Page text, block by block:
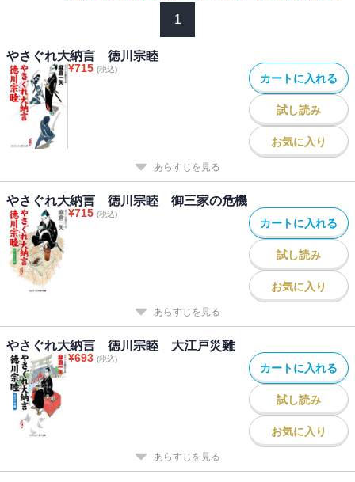
1
やさぐれ大納言 徳川宗睦
¥715 (税込)
カートに入れる
試し読み
お気に入り
あらすじを見る
やさぐれ大納言 徳川宗睦 御三家の危機
¥715 (税込)
カートに入れる
試し読み
お気に入り
あらすじを見る
やさぐれ大納言 徳川宗睦 大江戸災難
¥693 (税込)
カートに入れる
試し読み
お気に入り
あらすじを見る